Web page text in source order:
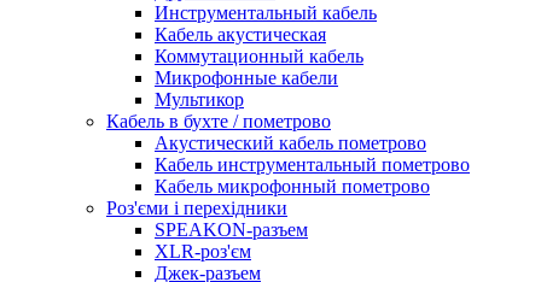
Инструментальный кабель
Кабель акустическая
Коммутационный кабель
Микрофонные кабели
Мультикор
Кабель в бухте / пометрово
Акустический кабель пометрово
Кабель инструментальный пометрово
Кабель микрофонный пометрово
Роз'єми і перехідники
SPEAKON-разъем
XLR-роз'єм
Джек-разъем